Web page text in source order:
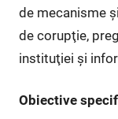
de mecanisme
de corupţie,
instituţiei şi
Obiective